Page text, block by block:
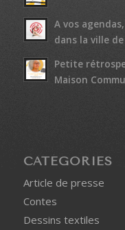
A vos
dans la ville
Petite
Maison
CATÉGORIES
Article de presse
Contes
Dessins textiles